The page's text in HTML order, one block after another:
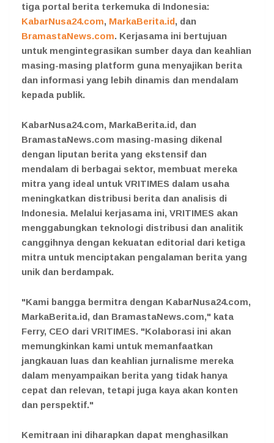
tiga portal berita terkemuka di Indonesia:
KabarNusa24.com, MarkaBerita.id, dan
BramastaNews.com. Kerjasama ini bertujuan
untuk mengintegrasikan sumber daya dan keahlian
masing-masing platform guna menyajikan berita
dan informasi yang lebih dinamis dan mendalam
kepada publik.
KabarNusa24.com, MarkaBerita.id, dan
BramastaNews.com masing-masing dikenal
dengan liputan berita yang ekstensif dan
mendalam di berbagai sektor, membuat mereka
mitra yang ideal untuk VRITIMES dalam usaha
meningkatkan distribusi berita dan analisis di
Indonesia. Melalui kerjasama ini, VRITIMES akan
menggabungkan teknologi distribusi dan analitik
canggihnya dengan kekuatan editorial dari ketiga
mitra untuk menciptakan pengalaman berita yang
unik dan berdampak.
"Kami bangga bermitra dengan KabarNusa24.com,
MarkaBerita.id, dan BramastaNews.com," kata
Ferry, CEO dari VRITIMES. "Kolaborasi ini akan
memungkinkan kami untuk memanfaatkan
jangkauan luas dan keahlian jurnalisme mereka
dalam menyampaikan berita yang tidak hanya
cepat dan relevan, tetapi juga kaya akan konten
dan perspektif."
Kemitraan ini diharapkan dapat menghasilkan